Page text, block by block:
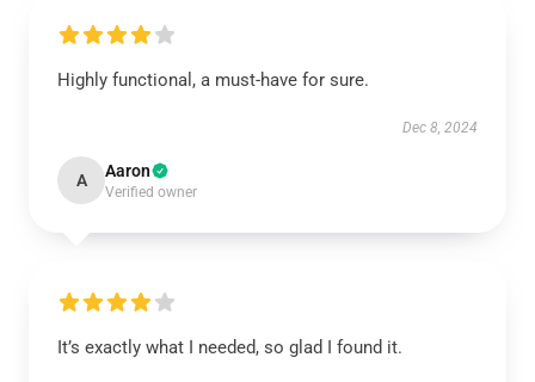
Highly functional, a must-have for sure.
Dec 8, 2024
A Aaron
Verified owner
It’s exactly what I needed, so glad I found it.